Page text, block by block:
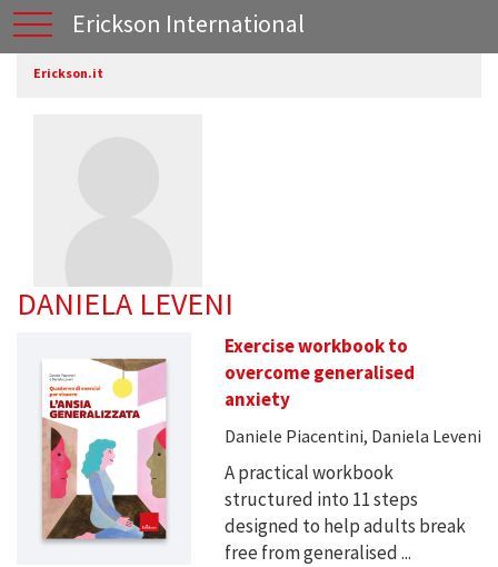
Erickson International
Erickson.it
DANIELA LEVENI
Exercise workbook to
overcome generalised
anxiety
Daniele Piacentini, Daniela Leveni
A practical workbook
structured into 11 steps
designed to help adults break
free from generalised ...